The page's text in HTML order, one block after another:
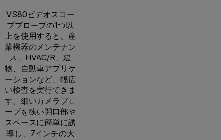
VS80ビデオスコー
ププローブの1つ以
上を使用すると、産
業機器のメンテナン
ス、HVAC/R、建
物、自動車アプリケ
ーションなど、幅広
い検査を実行できま
す。細いカメラプロ
ーブを狭い開口部や
スペースに簡単に誘
導し、7インチの大